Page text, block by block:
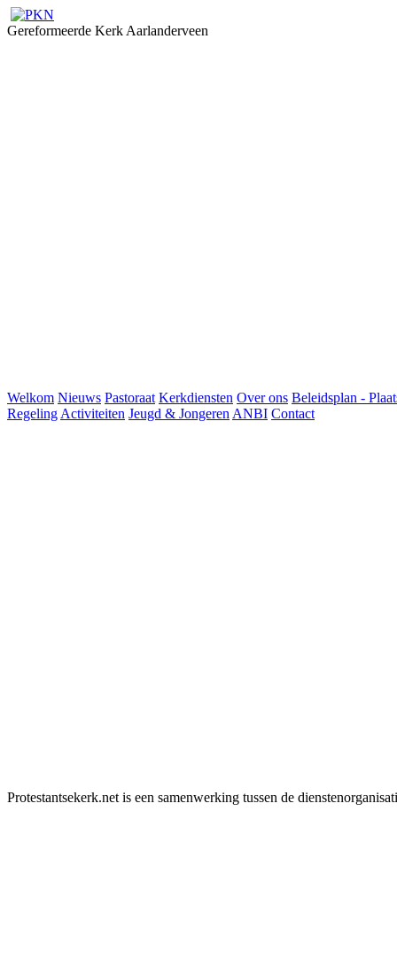
Gereformeerde Kerk Aarlanderveen
Welkom Nieuws Pastoraat Kerkdiensten Over ons Beleidsplan -
Regeling Activiteiten Jeugd & Jongeren ANBI Contact
Protestantsekerk.net is een samenwerking tussen de